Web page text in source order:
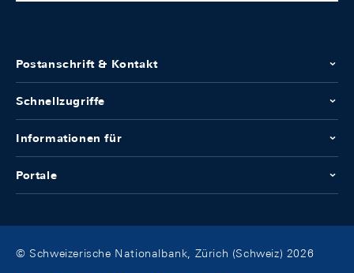
Postanschrift & Kontakt
Schnellzugriffe
Informationen für
Portale
© Schweizerische Nationalbank, Zürich (Schweiz) 2026